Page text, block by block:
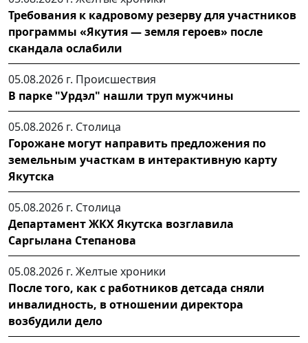
Требования к кадровому резерву для участников
программы «Якутия — земля героев» после
скандала ослабили
05.08.2026 г. Происшествия
В парке "Урдэл" нашли труп мужчины
05.08.2026 г. Столица
Горожане могут направить предложения по
земельным участкам в интерактивную карту
Якутска
05.08.2026 г. Столица
Департамент ЖКХ Якутска возглавила
Саргылана Степанова
05.08.2026 г. Желтые хроники
После того, как с работников детсада сняли
инвалидность, в отношении директора
возбудили дело